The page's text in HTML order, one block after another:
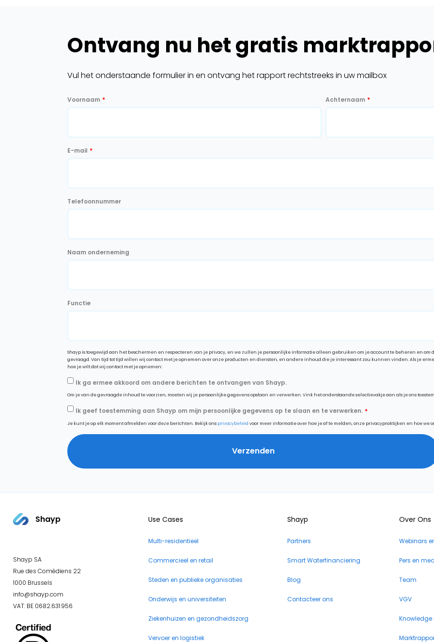
Ontvang nu het gratis
Vul het onderstaande formulier in en ontvang het rapport rechtstreeks in uw mailbox
Voornaam * Achternaam *
E-mail *
Telefoonnummer
Naam onderneming
Functie
Shayp is toegewijd aan het beschermen en respecteren van je privacy, en we zullen je persoonlijke informatie alleen gebruiken om je account te beheren en om
gevraagd. Van tijd tot tijd willen wij contact met je opnemen over onze producten en diensten, en andere inhoud die je interessant zou kunnen vinden. Als je ermee instemt dat wij contact met je opnemen, vink dan hieronder aan
hoe je wilt dat wij contact met je opnemen:
Ik ga ermee akkoord om andere berichten te ontvangen van Shayp.
Om je van de gevraagde inhoud te voorzien, moeten wij je persoonlijke gegevens opslaan en verwerken. Vink het onderstaande selectievakje aan als je ons
Ik geef toestemming aan Shayp om mijn persoonlijke gegevens op te slaan en te verwerken. *
Je kunt je op elk moment afmelden voor deze berichten. Bekijk ons privacybeleid voor meer informatie over hoe je af te melden, onze privacypraktijken en hoe we
Shayp
Shayp SA
Rue des Comédiens 22
1000 Brussels
info@shayp.com
VAT: BE 0682.631.956
Use Cases
Multi-residentieel
Commercieel en retail
Steden en publieke organisaties
Onderwijs en universiteiten
Ziekenhuizen en gezondheidszorg
Vervoer en logistiek
Shayp
Partners
Smart Waterfinanciering
Blog
Contacteer ons
Over Ons
Webinars
Pers en
Team
VGV
Knowledge